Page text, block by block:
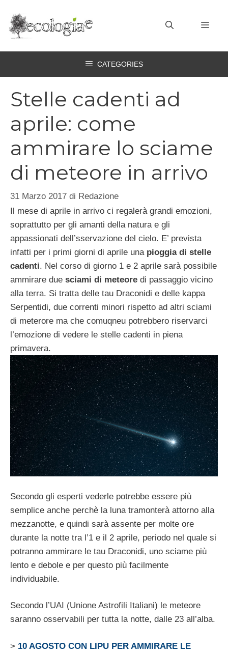
contenuto
CATEGORIES
Stelle cadenti ad
aprile: come
ammirare lo sciame
di meteore in arrivo
31 Marzo 2017 di Redazione
Il mese di aprile in arrivo ci regalerà grandi emozioni,
soprattutto per gli amanti della natura e gli
appassionati dell’sservazione del cielo. E’ prevista
infatti per i primi giorni di aprile una pioggia di stelle
cadenti. Nel corso di giorno 1 e 2 aprile sarà possibile
ammirare due sciami di meteore di passaggio vicino
alla terra. Si tratta delle tau Draconidi e delle kappa
Serpentidi, due correnti minori rispetto ad altri sciami
di meterore ma che comuqneu potrebbero riservarci
l’emozione di vedere le stelle cadenti in piena
primavera.
Secondo gli esperti vederle potrebbe essere più
semplice anche perchè la luna tramonterà attorno alla
mezzanotte, e quindi sarà assente per molte ore
durante la notte tra l’1 e il 2 aprile, periodo nel quale si
potranno ammirare le tau Draconidi, uno sciame più
lento e debole e per questo più facilmente
individuabile.
Secondo l’UAI (Unione Astrofili Italiani) le meteore
saranno osservabili per tutta la notte, dalle 23 all’alba.
> 10 AGOSTO CON LIPU PER AMMIRARE LE